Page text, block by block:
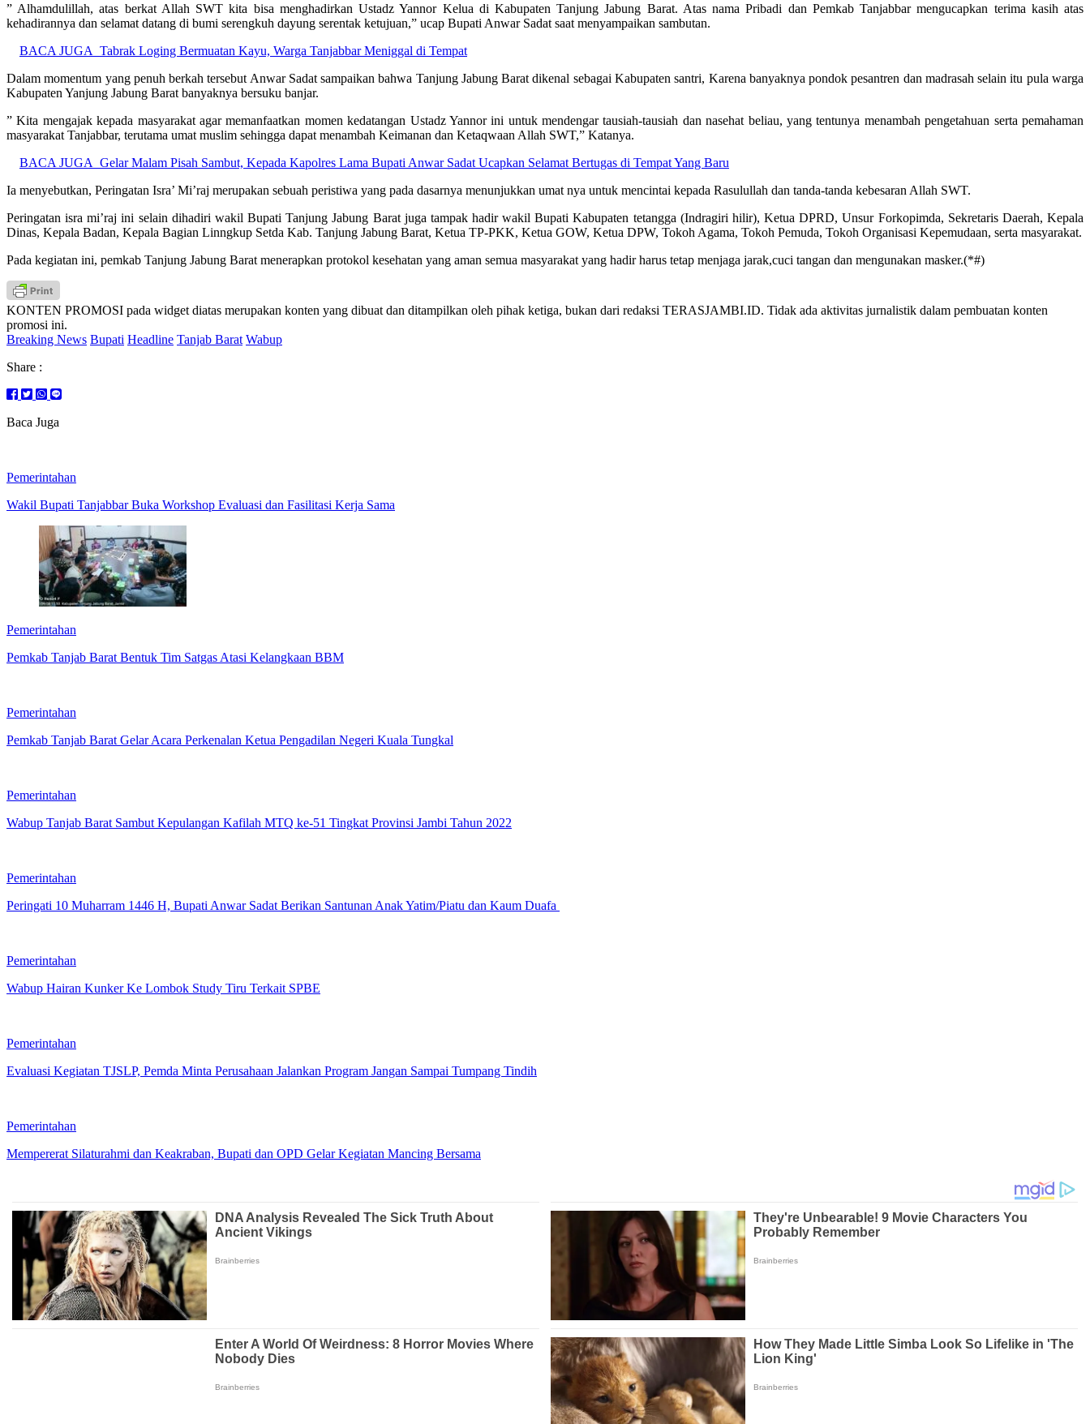
” Alhamdulillah, atas berkat Allah SWT kita bisa menghadirkan Ustadz Yannor Kelua di Kabupaten Tanjung Jabung Barat. Atas nama Pribadi dan Pemkab Tanjabbar mengucapkan terima kasih atas
kehadirannya dan selamat datang di bumi serengkuh dayung serentak ketujuan,” ucap Bupati Anwar Sadat saat menyampaikan sambutan.
BACA JUGA Tabrak Loging Bermuatan Kayu, Warga Tanjabbar Meniggal di Tempat
Dalam momentum yang penuh berkah tersebut Anwar Sadat sampaikan bahwa Tanjung Jabung Barat dikenal sebagai Kabupaten santri, Karena banyaknya pondok pesantren dan madrasah selain itu pula warga
Kabupaten Yanjung Jabung Barat banyaknya bersuku banjar.
” Kita mengajak kepada masyarakat agar memanfaatkan momen kedatangan Ustadz Yannor ini untuk mendengar tausiah-tausiah dan nasehat beliau, yang tentunya menambah pengetahuan serta pemahaman
masyarakat Tanjabbar, terutama umat muslim sehingga dapat menambah Keimanan dan Ketaqwaan Allah SWT,” Katanya.
BACA JUGA Gelar Malam Pisah Sambut, Kepada Kapolres Lama Bupati Anwar Sadat Ucapkan Selamat Bertugas di Tempat Yang Baru
Ia menyebutkan, Peringatan Isra’ Mi’raj merupakan sebuah peristiwa yang pada dasarnya menunjukkan umat nya untuk mencintai kepada Rasulullah dan tanda-tanda kebesaran Allah SWT.
Peringatan isra mi’raj ini selain dihadiri wakil Bupati Tanjung Jabung Barat juga tampak hadir wakil Bupati Kabupaten tetangga (Indragiri hilir), Ketua DPRD, Unsur Forkopimda, Sekretaris Daerah, Kepala
Dinas, Kepala Badan, Kepala Bagian Linngkup Setda Kab. Tanjung Jabung Barat, Ketua TP-PKK, Ketua GOW, Ketua DPW, Tokoh Agama, Tokoh Pemuda, Tokoh Organisasi Kepemudaan, serta masyarakat.
Pada kegiatan ini, pemkab Tanjung Jabung Barat menerapkan protokol kesehatan yang aman semua masyarakat yang hadir harus tetap menjaga jarak,cuci tangan dan mengunakan masker.(*#)
KONTEN PROMOSI pada widget diatas merupakan konten yang dibuat dan ditampilkan oleh pihak ketiga, bukan dari redaksi TERASJAMBI.ID. Tidak ada aktivitas jurnalistik dalam pembuatan konten
promosi ini.
Breaking News Bupati Headline Tanjab Barat Wabup
Share :
Baca Juga
Pemerintahan
Wakil Bupati Tanjabbar Buka Workshop Evaluasi dan Fasilitasi Kerja Sama
Pemerintahan
Pemkab Tanjab Barat Bentuk Tim Satgas Atasi Kelangkaan BBM
Pemerintahan
Pemkab Tanjab Barat Gelar Acara Perkenalan Ketua Pengadilan Negeri Kuala Tungkal
Pemerintahan
Wabup Tanjab Barat Sambut Kepulangan Kafilah MTQ ke-51 Tingkat Provinsi Jambi Tahun 2022
Pemerintahan
Peringati 10 Muharram 1446 H, Bupati Anwar Sadat Berikan Santunan Anak Yatim/Piatu dan Kaum Duafa
Pemerintahan
Wabup Hairan Kunker Ke Lombok Study Tiru Terkait SPBE
Pemerintahan
Evaluasi Kegiatan TJSLP, Pemda Minta Perusahaan Jalankan Program Jangan Sampai Tumpang Tindih
Pemerintahan
Mempererat Silaturahmi dan Keakraban, Bupati dan OPD Gelar Kegiatan Mancing Bersama